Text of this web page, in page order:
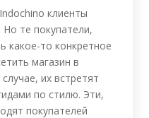
клиенты
Но те покупатели,
какое-то конкретное
магазин в
их встретят
по стилю. Эти,
покупателей